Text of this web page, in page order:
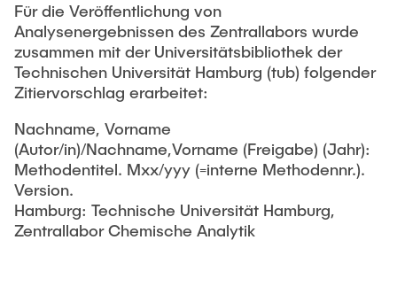
Für die Veröffentlichung von
Analysenergebnissen des Zentrallabors wurde
zusammen mit der Universitätsbibliothek der
Technischen Universität Hamburg (tub) folgender
Zitiervorschlag erarbeitet:
Nachname, Vorname
(Autor/in)/Nachname,Vorname (Freigabe) (Jahr):
Methodentitel. Mxx/yyy (=interne Methodennr.).
Version.
Hamburg: Technische Universität Hamburg,
Zentrallabor Chemische Analytik